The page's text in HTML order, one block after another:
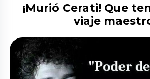
¡Murió Cerati! Que
viaje